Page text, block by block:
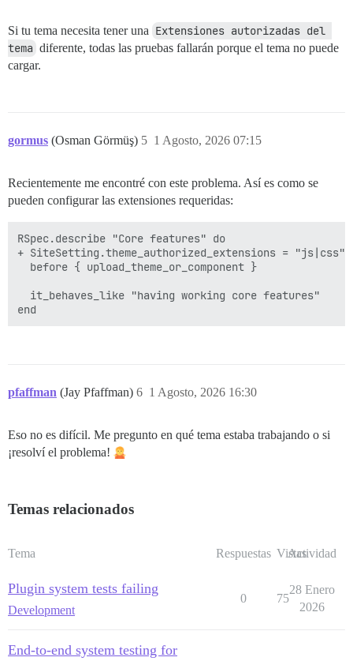
Si tu tema necesita tener una Extensiones autorizadas del
tema diferente, todas las pruebas fallarán porque el tema no puede
cargar.
gormus (Osman Görmüş) 1 Agosto, 2026 07:15
5
Recientemente me encontré con este problema. Así es como se
pueden configurar las extensiones requeridas:
RSpec.describe "Core features" do
+ SiteSetting.theme_authorized_extensions = "js|css"
  before { upload_theme_or_component }
  it_behaves_like "having working core features"
pfaffman (Jay Pfaffman) 1 Agosto, 2026 16:30
6
Eso no es difícil. Me pregunto en qué tema estaba trabajando o si
¡resolví el problema!
Temas relacionados
Tema Respuestas Vistas
Actividad
Plugin system tests failing
Development
0 75
28 Enero
2026
End-to-end system testing for